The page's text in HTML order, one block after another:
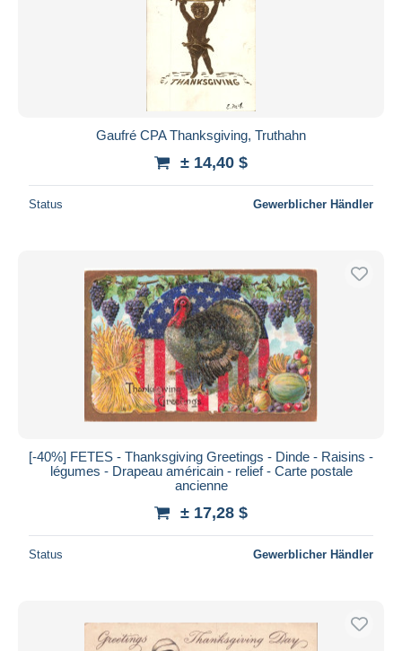
Gaufré CPA Thanksgiving, Truthahn
± 14,40 $
Status Gewerblicher Händler
[-40%] FETES - Thanksgiving Greetings - Dinde - Raisins -
légumes - Drapeau américain - relief - Carte postale
ancienne
± 17,28 $
Status Gewerblicher Händler